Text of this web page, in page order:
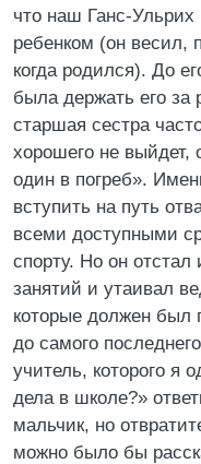
что наш Ганс-
ребенком (он весил,
когда родился). До
была держать его за
старшая сестра
хорошего не выйдет,
один в погреб».
вступить на путь
всеми доступными
спорту. Но он отстал
занятий и утаивал
которые должен был
до самого
учитель, которого я
дела в школе?»
мальчик, но
можно было бы